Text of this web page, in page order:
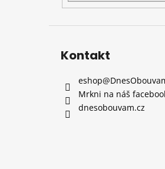
Kontakt
eshop@
Mrkni na náš
dnesobouvam.cz